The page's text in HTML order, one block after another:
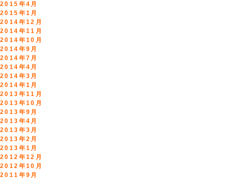
2015年4月
2015年1月
2014年12月
2014年11月
2014年10月
2014年9月
2014年7月
2014年4月
2014年3月
2014年1月
2013年11月
2013年10月
2013年9月
2013年4月
2013年3月
2013年2月
2013年1月
2012年12月
2012年10月
2011年9月